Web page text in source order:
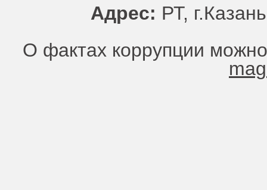
Адрес: РТ,
О фактах коррупции